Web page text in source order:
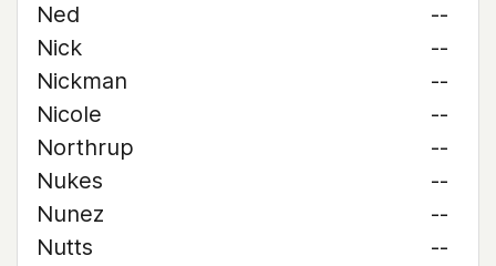
Ned
--
Nick
--
Nickman
--
Nicole
--
Northrup
--
Nukes
--
Nunez
--
Nutts
--